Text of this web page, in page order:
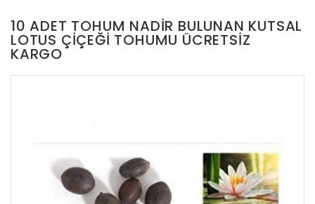
10 ADET TOHUM NADIR BULUNAN KUTSAL
LOTUS ÇIÇEĞI TOHUMU ÜCRETSİZ
KARGO